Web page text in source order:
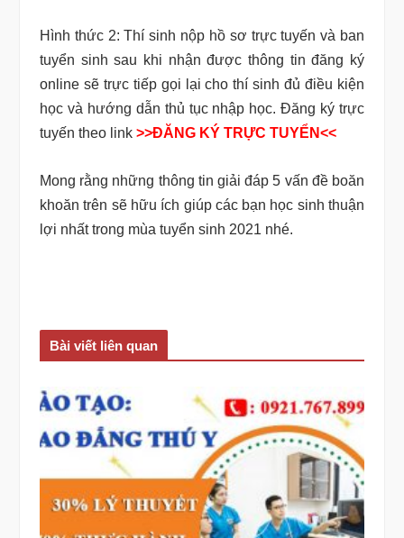
Hình thức 2: Thí sinh nộp hồ sơ trực tuyến và ban
tuyển sinh sau khi nhận được thông tin đăng ký
online sẽ trực tiếp gọi lại cho thí sinh đủ điều kiện
học và hướng dẫn thủ tục nhập học. Đăng ký trực
tuyến theo link >>ĐĂNG KÝ TRỰC TUYỂN<<
Mong rằng những thông tin giải đáp 5 vấn đề boăn
khoăn trên sẽ hữu ích giúp các bạn học sinh thuận
lợi nhất trong mùa tuyển sinh 2021 nhé.
Bài viết liên quan